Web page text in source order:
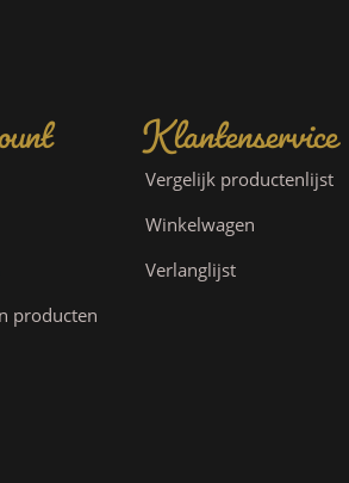
producten
Klantenservice
Vergelijk productenlijst
Winkelwagen
Verlanglijst